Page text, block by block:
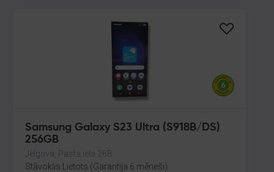
Samsung Galaxy S23 Ultra (S918B/DS)
256GB
Jelgava, Pasta iela 26B
Stāvoklis Lietots (Garantija 6 mēneši)